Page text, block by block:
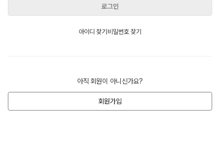
로그인
아이디 찾기 비밀번호 찾기
아직 회원이 아니신가요?
회원가입